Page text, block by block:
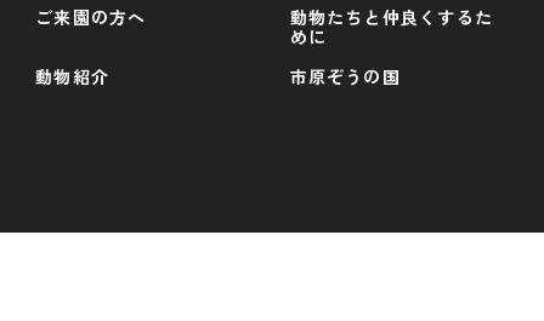
ご来園の方へ
動物たちと仲良くするた
めに
動物紹介
市原ぞうの国